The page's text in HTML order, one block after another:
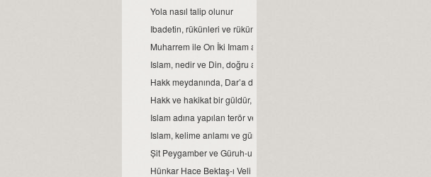
Yola nasıl talip olunur
Ibadetin, rükünleri ve rükün manaları...
Muharrem ile On İki Imam ayları arasındaki fark, nedir?
Islam, nedir ve Din, doğru algılanmayınca neler olabilir?
Hakk meydanında, Dar’a durmak…
Hakk ve hakikat bir güldür, cevri cefası ise gülün dikenidir.
Islam adına yapılan terör ve şiddetin, islamla alakası ve yeri varmıdır?
Islam, kelime anlamı ve günümüzde, müslüman ülkelerde yaşanan islam...
Șit Peygamber ve Güruh-u Naci toplumu...
Hünkar Hace Bektaş-ı Veli ismi ve anlamı.